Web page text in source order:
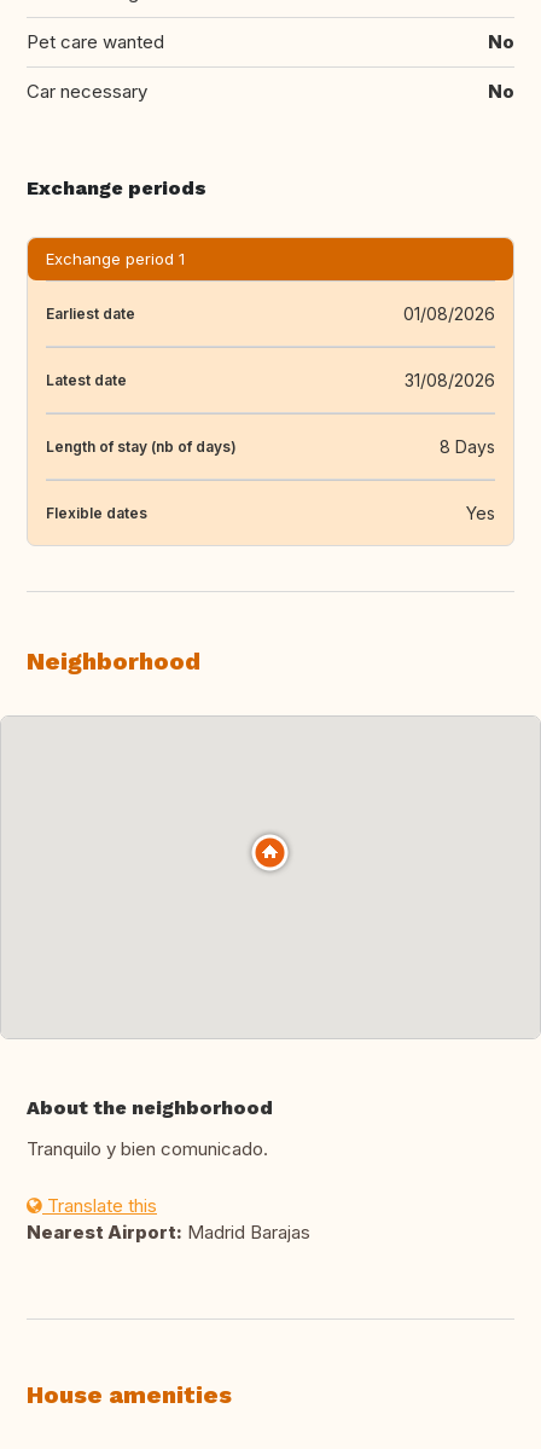
Pet care wanted No
Car necessary No
Exchange periods
Exchange period 1
Earliest date 01/08/2026
Latest date 31/08/2026
Length of stay (nb of days) 8 Days
Flexible dates Yes
Neighborhood
About the neighborhood
Tranquilo y bien comunicado.
Translate this
Nearest Airport: Madrid Barajas
House amenities